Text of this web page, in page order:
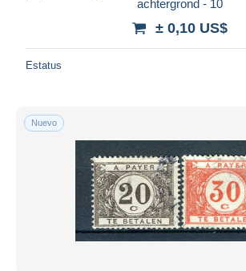
achtergrond - 10
± 0,10 US$
Estatus
Nuevo